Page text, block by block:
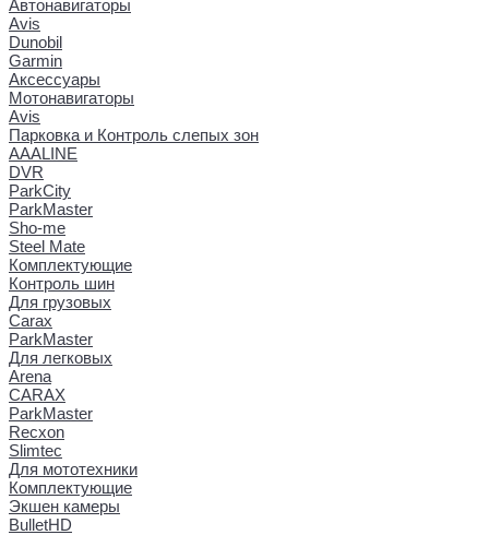
Автонавигаторы
Avis
Dunobil
Garmin
Аксессуары
Мотонавигаторы
Avis
Парковка и Контроль слепых зон
AAALINE
DVR
ParkCity
ParkMaster
Sho-me
Steel Mate
Комплектующие
Контроль шин
Для грузовых
Carax
ParkMaster
Для легковых
Arena
CARAX
ParkMaster
Recxon
Slimtec
Для мототехники
Комплектующие
Экшен камеры
BulletHD